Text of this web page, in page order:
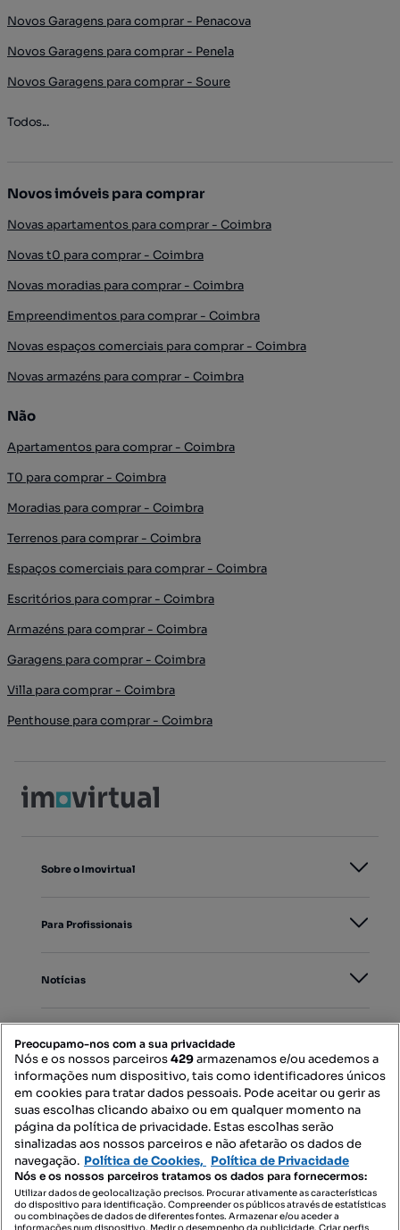
Novos Garagens para comprar - Penacova
Novos Garagens para comprar - Penela
Novos Garagens para comprar - Soure
Todos...
Novos imóveis para comprar
Novas apartamentos para comprar - Coimbra
Novas t0 para comprar - Coimbra
Novas moradias para comprar - Coimbra
Empreendimentos para comprar - Coimbra
Novas espaços comerciais para comprar - Coimbra
Novas armazéns para comprar - Coimbra
Não
Apartamentos para comprar - Coimbra
T0 para comprar - Coimbra
Moradias para comprar - Coimbra
Terrenos para comprar - Coimbra
Espaços comerciais para comprar - Coimbra
Escritórios para comprar - Coimbra
Armazéns para comprar - Coimbra
Garagens para comprar - Coimbra
Villa para comprar - Coimbra
Penthouse para comprar - Coimbra
Sobre o Imovirtual
Para Profissionais
Notícias
Mapa do Site
Contacte-nos
SIGA-NOS:
Preocupamo-nos com a sua privacidade
Nós e os nossos parceiros429armazenamos e/ou acedemos a
informações num dispositivo, tais como identificadores únicos
em cookies para tratar dados pessoais. Pode aceitar ou gerir as
suas escolhas clicando abaixo ou em qualquer momento na
página da política de privacidade. Estas escolhas serão
sinalizadas aos nossos parceiros e não afetarão os dados de
navegação. Política de Cookies, Política de Privacidade
Nós e os nossos parceiros tratamos os dados para fornecermos:
Utilizar dados de geolocalização precisos. Procurar ativamente as características
do dispositivo para identificação. Compreender os públicos através de estatísticas
ou combinações de dados de diferentes fontes. Armazenar e/ou aceder a